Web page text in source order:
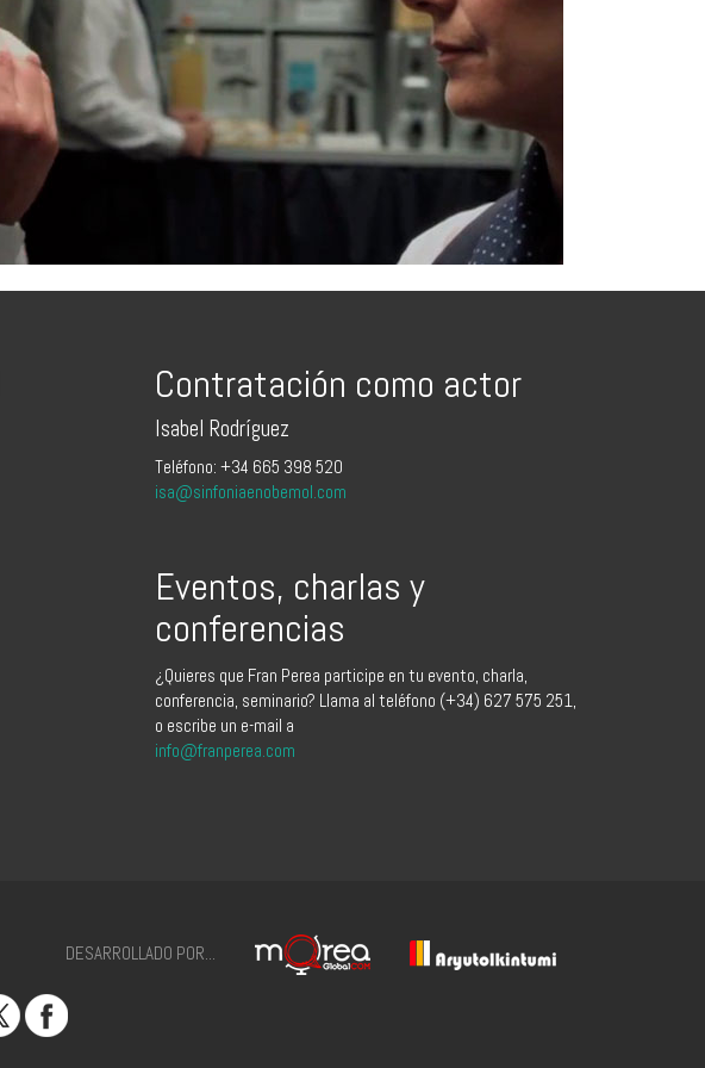
Contratación como actor
Isabel Rodríguez
Teléfono: +34 665 398 520
isa@sinfoniaenobemol.com
Eventos, charlas y
conferencias
¿Quieres que Fran Perea participe en tu evento, charla,
conferencia, seminario? Llama al teléfono (+34) 627 575 251,
o escribe un e-mail a
info@franperea.com
DESARROLLADO POR...